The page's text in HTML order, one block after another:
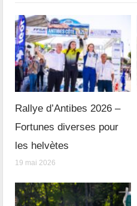
Rallye d’Antibes 2026 –
Fortunes diverses pour
les helvètes
19 mai 2026